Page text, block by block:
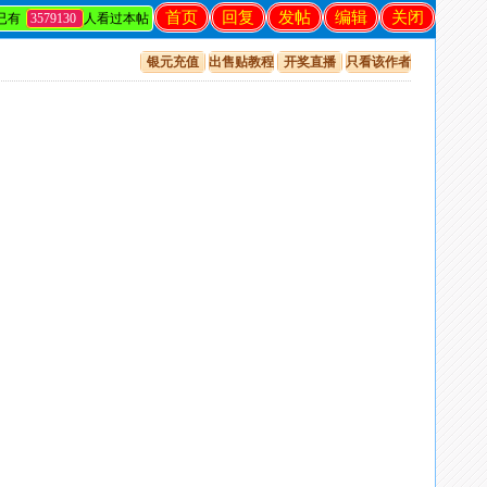
关闭
编辑
发帖
回复
首页
有 3579130 人看过本帖
银元充值 出售贴教程 开奖直播 只看该作者